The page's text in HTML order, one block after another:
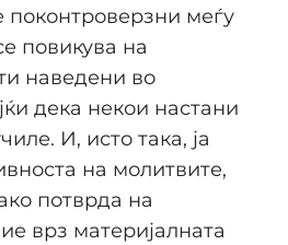
поконтроверзни меѓу
повикува на
наведени во
дека некои настани
И, исто така, ја
на молитвите,
потврда на
врз материјалната